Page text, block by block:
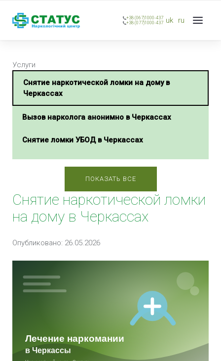
+38 (067)1000-437
+38 (077)1000-437 uk ru
Услуги
Снятие наркотической ломки на дому в
Черкассах
Вызов нарколога анонимно в Черкассах
Снятие ломки УБОД в Черкассах
Имплантация Продетоксон в Черкассах
Реабилитация от наркомании в Черкассах
Кодирование от наркомании в Черкассах
Лечение героиновой зависимости в Черкассах
Лечение наркомании в стационаре в
Методы лечения наркотической зависимости
в Черкассах
ПОКАЗАТЬ ВСЕ
Снятие наркотической ломки
на дому в Черкассах
Опубликовано: 26.05.2026